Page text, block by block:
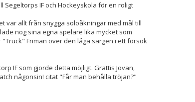
Segeltorps IF och Hockeyskola för en roligt
var allt från snygga soloåkningar med mål till
nog sina egna spelare lika mycket som
Friman över den låga sargen i ett försök
IF som gjorde detta möjligt. Grattis Jovan,
någonsin! citat "Får man behålla tröjan?"